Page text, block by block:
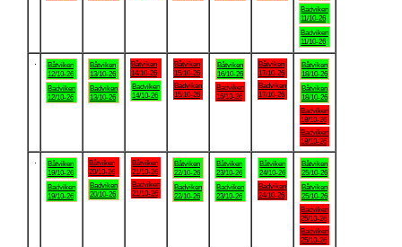
Badviken
11/10-26
Badviken
11/10-26
Båtviken
12/10-26
Badviken
12/10-26
Båtviken
13/10-26
Badviken
13/10-26
Båtviken
14/10-26
Badviken
14/10-26
Båtviken
15/10-26
Badviken
15/10-26
Båtviken
16/10-26
Badviken
16/10-26
Båtviken
17/10-26
Badviken
17/10-26
Båtviken
18/10-26
Båtviken
18/10-26
Badviken
18/10-26
Badviken
18/10-26
Båtviken
19/10-26
Badviken
19/10-26
Båtviken
20/10-26
Badviken
20/10-26
Båtviken
21/10-26
Badviken
21/10-26
Båtviken
22/10-26
Badviken
22/10-26
Båtviken
23/10-26
Badviken
23/10-26
Båtviken
24/10-26
Badviken
24/10-26
Båtviken
25/10-26
Båtviken
25/10-26
Badviken
25/10-26
Badviken
25/10-26